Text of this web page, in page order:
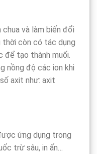
và làm biến đổi
thời còn có tác dụng
để tạo thành muối.
nồng độ các ion khi
axit như: axit
ứng dụng trong
trừ sâu, in ấn…